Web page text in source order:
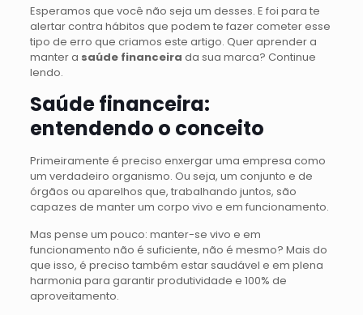
Esperamos que você não seja um desses. E foi para te
alertar contra hábitos que podem te fazer cometer esse
tipo de erro que criamos este artigo. Quer aprender a
manter a saúde financeira da sua marca? Continue
lendo.
Saúde financeira:
entendendo o conceito
Primeiramente é preciso enxergar uma empresa como
um verdadeiro organismo. Ou seja, um conjunto e de
órgãos ou aparelhos que, trabalhando juntos, são
capazes de manter um corpo vivo e em funcionamento.
Mas pense um pouco: manter-se vivo e em
funcionamento não é suficiente, não é mesmo? Mais do
que isso, é preciso também estar saudável e em plena
harmonia para garantir produtividade e 100% de
aproveitamento.